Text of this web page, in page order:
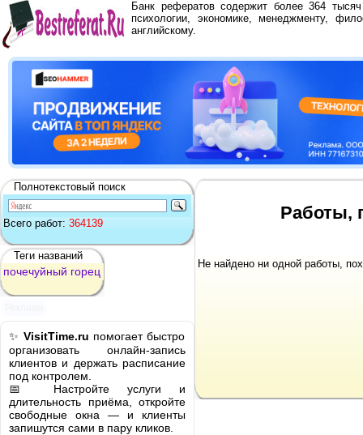
Банк рефератов содержит более 364
психологии, экономике, менеджменту,
английскому.
Полнотекстовый поиск
Всего работ: 364139
Теги названий
почечуйный горец
✨ VisitTime.ru помогает быстро
организовать онлайн-запись
клиентов и держать расписание
под контролем.
📅 Настройте услуги и
длительность приёма, откройте
свободные окна — и клиенты
запишутся сами в пару кликов.
Работы,
Не найдено ни одной работы,